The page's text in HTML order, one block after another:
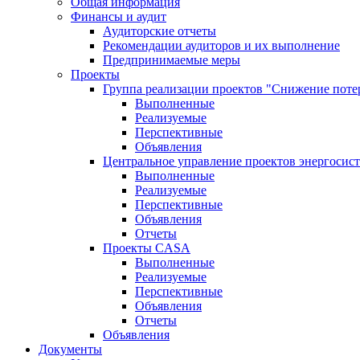
Финансы и аудит
Аудиторские отчеты
Рекомендации аудиторов и их выполнение
Предпринимаемые меры
Проекты
Группа реализации проектов "Снижение
Выполненные
Реализуемые
Перспективные
Объявления
Центральное управление проектов
Выполненные
Реализуемые
Перспективные
Объявления
Отчеты
Проекты CASA
Выполненные
Реализуемые
Перспективные
Объявления
Отчеты
Объявления
Документы